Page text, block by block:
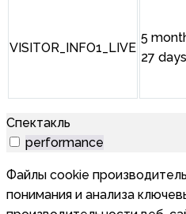
VISITOR_INFO1_LIVE
5
27 days
Спектакль
performance
Файлы cookie
понимания и анализа